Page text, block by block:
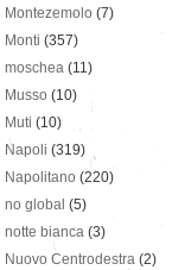
Montezemolo (7)
Monti (357)
moschea (11)
Musso (10)
Muti (10)
Napoli (319)
Napolitano (220)
no global (5)
notte bianca (3)
Nuovo Centrodestra (2)